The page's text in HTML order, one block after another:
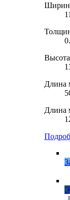
Длина
Длина